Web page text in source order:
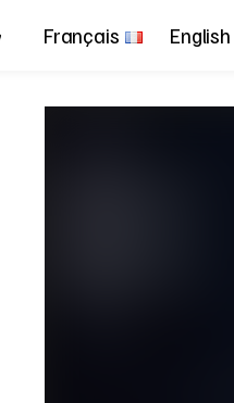
English
Français